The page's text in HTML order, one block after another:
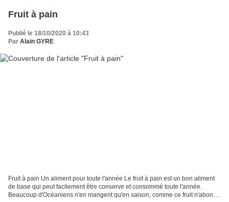
Fruit à pain
Publié le 18/10/2020 à 10:43
Par Alain GYRE
Fruit à pain Un aliment pour toute l'année Le fruit à pain est un bon aliment
de base qui peut facilement être conserve et consommé toute l'année.
Beaucoup d'Océaniens n'en mangent qu'en saison; comme ce fruit n'abonde